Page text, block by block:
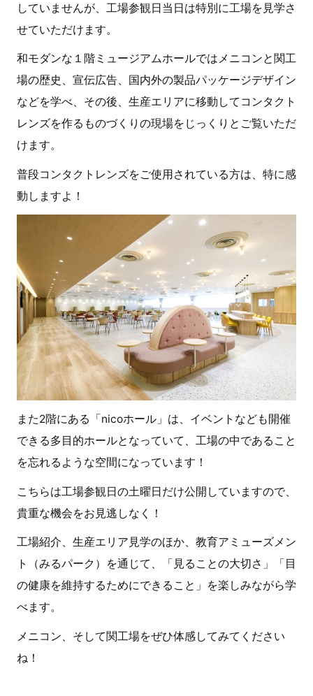
していませんが、工場参観日当日は特別に工場を見学さ
せていただけます。
和モダンな１階ミュージアムホールではメニコンと関工
場の歴史、宣伝広告、国内外の製品パッケージデザイン
などを学べ、その後、生産エリアに移動してコンタクト
レンズを作るものづくりの現場をじっくりとご覧いただ
けます。
普段コンタクトレンズをご使用されている方は、特に感
動しますよ！
また2階にある「nicoホール」は、イベントなども開催
できる多目的ホールとなっていて、工場の中であること
を忘れるような空間になっています！
こちらは工場参観日の土曜日だけ公開していますので、
貴重な機会をお見逃しなく！
工場紹介、生産エリア見学のほか、教育アミューズメン
ト（みるパーク）を通じて、「見ることの大切さ」「目
の健康を維持するためにできること」を楽しみながら学
べます。
メニコン、そして関工場をぜひ体感してみてください
ね！